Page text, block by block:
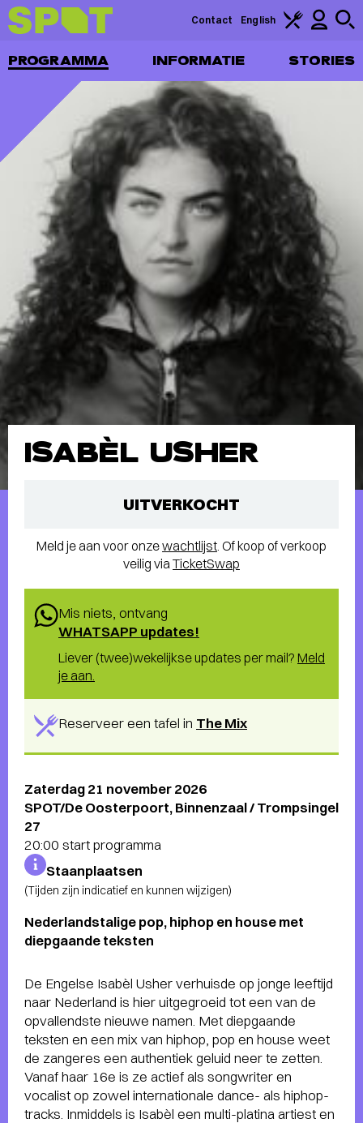
PROGRAMMA INFORMATIE STORIES
Contact English
ISABÈL USHER
Zaterdag 21 november 2026
SPOT/De Oosterpoort, Binnenzaal / Trompsingel
27
20:00 start programma
Staanplaatsen
(Tijden zijn indicatief en kunnen wijzigen)
Nederlandstalige pop, hiphop en house met
diepgaande teksten
De Engelse Isabèl Usher verhuisde op jonge leeftijd
naar Nederland is hier uitgegroeid tot een van de
opvallendste nieuwe namen. Met diepgaande
teksten en een mix van hiphop, pop en house weet
de zangeres een authentiek geluid neer te zetten.
Vanaf haar 16e is ze actief als songwriter en
vocalist op zowel internationale dance- als hiphop-
tracks. Inmiddels is Isabèl een multi-platina artiest en
UITVERKOCHT
Meld je aan voor onzewachtlijst. Of koop of verkoop
veilig viaTicketSwap
Mis niets, ontvang
WHATSAPP updates!
Liever (twee)wekelijkse updates per mail? Meld
je aan.
Reserveer een tafel in The Mix